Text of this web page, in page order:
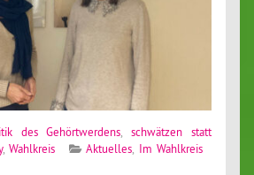
des Gehörtwerdens ,schwätzen statt
,Wahlkreis Aktuelles Im Wahlkreis